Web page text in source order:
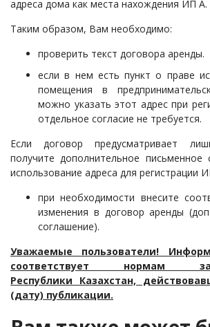
адреса дома как места нахождения ИП А.
Таким образом, Вам необходимо:
проверить текст договора аренды.
если в нем есть пункт о праве
помещения в
можно указать этот адрес при
отдельное согласие не требуется.
Если договор предусматривает
получите дополнительное
использование адреса для регистрации
при необходимости внесите
изменения в договор аренды
соглашение).
Уважаемые пользователи!
соответствует нормам
Республики Казахстан,
(дату) публикации.